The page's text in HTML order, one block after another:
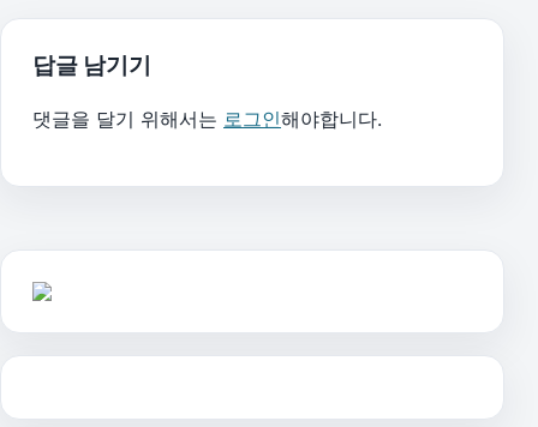
답글 남기기
댓글을 달기 위해서는 로그인해야합니다.